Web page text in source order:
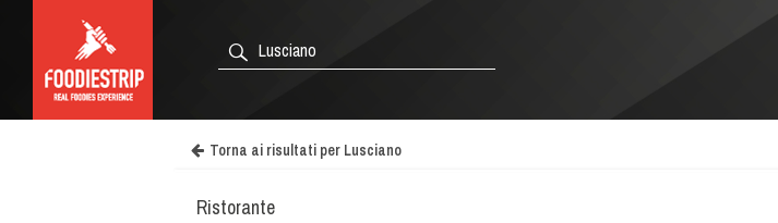
Torna ai risultati per Lusciano
Ristorante